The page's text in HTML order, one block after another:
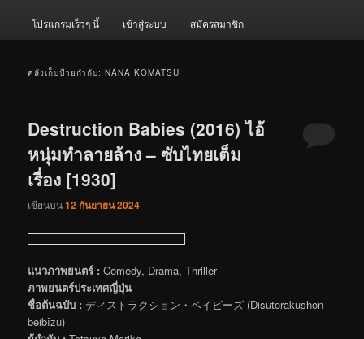
โปรแกรมเร็วๆ นี้ เข้าสู่ระบบ สมัครสมาชิก
คลังเก็บป้ายกำกับ:NANA KOMATSU
Destruction Babies (2016) ไอ้
หนุ่มทำลายล้าง – ซับไทยเต็ม
เรื่อง [1930]
เขียนบน12 กันยายน 2024
แนวภาพยนตร์ : Comedy, Drama, Thriller
ภาพยนตร์ประเทศญี่ปุ่น
ชื่อต้นฉบับ : ディストラクション・ベイビーズ (Disutorakushon
beibîzu)